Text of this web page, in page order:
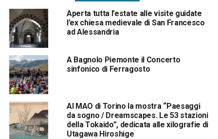
Aperta tutta l’estate alle visite guidate
l’ex chiesa medievale di San Francesco
ad Alessandria
A Bagnolo Piemonte il Concerto
sinfonico di Ferragosto
Al MAO di Torino la mostra “Paesaggi
da sogno / Dreamscapes. Le 53 stazioni
della Tokaido”, dedicata alle xilografie di
Utagawa Hiroshige